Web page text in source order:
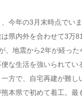
今年の3月末時点でい
県内外を合わせて3万
、地震から2年が経った
な生活を強いられてい
方で、自宅再建が難し
本県で初めて着工。最